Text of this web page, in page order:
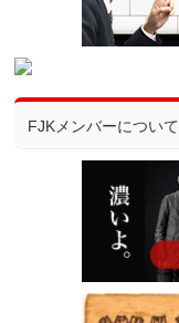
FJKメンバーについて